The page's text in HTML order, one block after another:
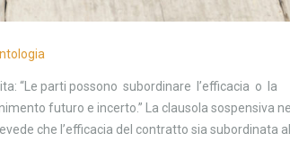
“Le parti possono subordinare l’efficacia o la
futuro e incerto.” La clausola sospensiva nel
che l’efficacia del contratto sia subordinata al